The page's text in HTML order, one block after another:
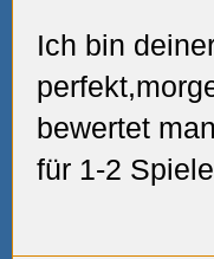
Ich bin
bewertet
für 1-2